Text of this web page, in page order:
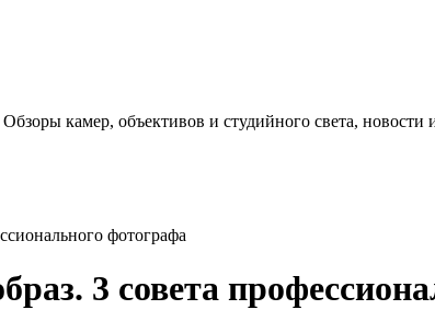
камер, объективов и студийного света,
фотографа
3 совета